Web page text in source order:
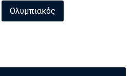
Ολυμπιακός